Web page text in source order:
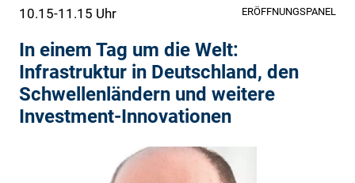
10.15-11.15 Uhr ERÖFFNUNGSPANEL
In einem Tag um die Welt:
Infrastruktur in Deutschland, den
Schwellenländern und weitere
Investment-Innovationen